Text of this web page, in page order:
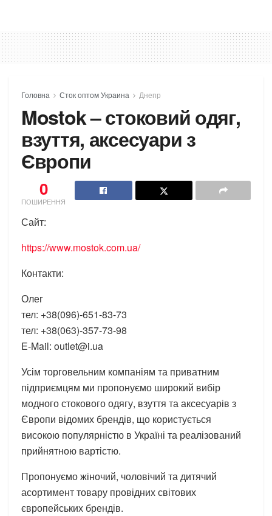
Головна Сток оптом Украина Днепр
Mostok – стоковий одяг,
взуття, аксесуари з
Європи
0
ПОШИРЕННЯ
Сайт:
https://www.mostok.com.ua/
Контакти:
Олег
тел: +38(096)-651-83-73
тел: +38(063)-357-73-98
E-Mail: outlet@i.ua
Усім торговельним компаніям та приватним
підприємцям ми пропонуємо широкий вибір
модного стокового одягу, взуття та аксесуарів з
Європи відомих брендів, що користується
високою популярністю в Україні та реалізований
прийнятною вартістю.
Пропонуємо жіночий, чоловічий та дитячий
асортимент товару провідних світових
європейських брендів.